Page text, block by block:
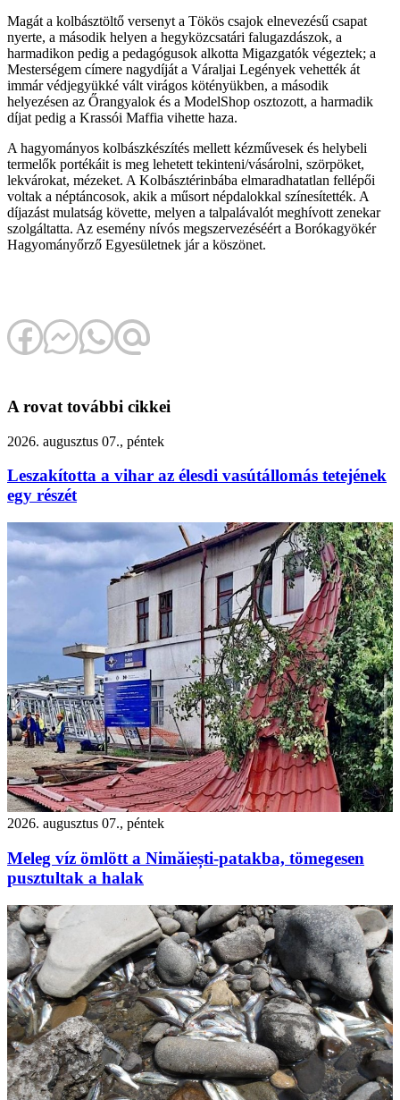
Magát a kolbásztöltő versenyt a Tökös csajok elnevezésű csapat
nyerte, a második helyen a hegyközcsatári falugazdászok, a
harmadikon pedig a pedagógusok alkotta Migazgatók végeztek; a
Mesterségem címere nagydíját a Váraljai Legények vehették át
immár védjegyükké vált virágos kötényükben, a második
helyezésen az Őrangyalok és a ModelShop osztozott, a harmadik
díjat pedig a Krassói Maffia vihette haza.
A hagyományos kolbászkészítés mellett kézművesek és helybeli
termelők portékáit is meg lehetett tekinteni/vásárolni, szörpöket,
lekvárokat, mézeket. A Kolbásztérinbába elmaradhatatlan fellépői
voltak a néptáncosok, akik a műsort népdalokkal színesítették. A
díjazást mulatság követte, melyen a talpalávalót meghívott zenekar
szolgáltatta. Az esemény nívós megszervezéséért a Borókagyökér
Hagyományőrző Egyesületnek jár a köszönet.
A rovat további cikkei
2026. augusztus 07., péntek
Leszakította a vihar az élesdi vasútállomás tetejének
egy részét
2026. augusztus 07., péntek
Meleg víz ömlött a Nimăiești-patakba, tömegesen
pusztultak a halak